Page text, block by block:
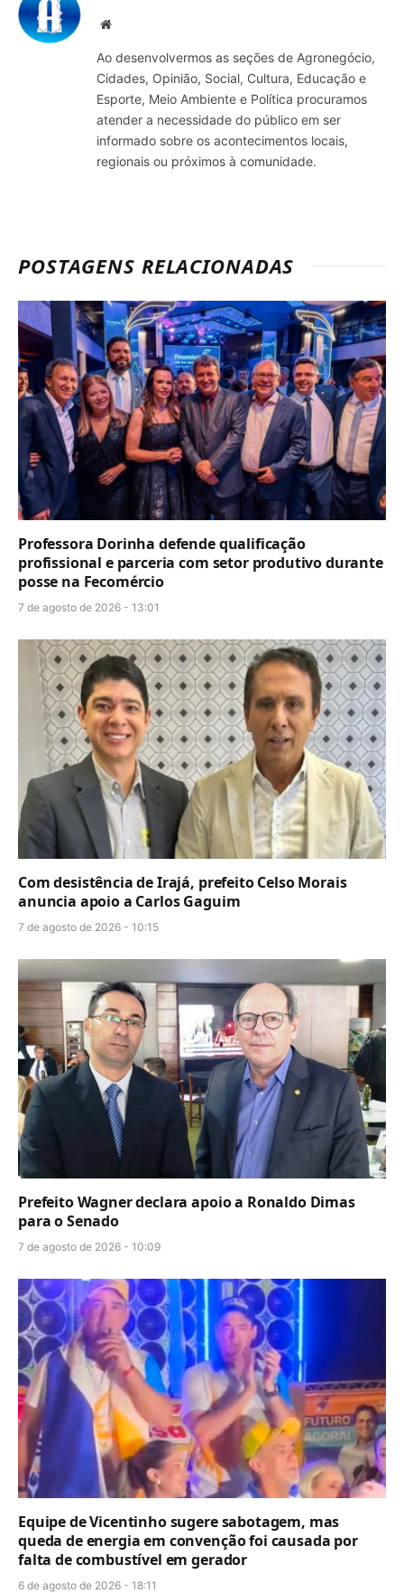
Site
Ao desenvolvermos as seções de Agronegócio,
Cidades, Opinião, Social, Cultura, Educação e
Esporte, Meio Ambiente e Política procuramos
atender a necessidade do público em ser
informado sobre os acontecimentos locais,
regionais ou próximos à comunidade.
POSTAGENS RELACIONADAS
Professora Dorinha defende qualificação
profissional e parceria com setor produtivo durante
posse na Fecomércio
7 de agosto de 2026 - 13:01
Com desistência de Irajá, prefeito Celso Morais
anuncia apoio a Carlos Gaguim
7 de agosto de 2026 - 10:15
Prefeito Wagner declara apoio a Ronaldo Dimas
para o Senado
7 de agosto de 2026 - 10:09
Equipe de Vicentinho sugere sabotagem, mas
queda de energia em convenção foi causada por
falta de combustível em gerador
6 de agosto de 2026 - 18:11